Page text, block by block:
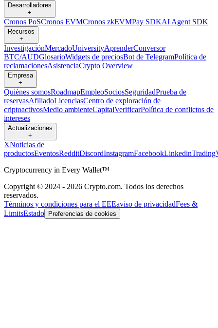
Desarrolladores
+
Cronos PoSCronos EVMCronos zkEVMPay SDKAI Agent SDK
Recursos
+
InvestigaciónMercadoUniversityAprenderConversor
BTC/AUDGlosarioWidgets de preciosBot de TelegramPolítica de
reclamacionesAsistenciaCrypto Overview
Empresa
+
Quiénes somosRoadmapEmpleoSociosSeguridadPrueba de
reservasAfiliadoLicenciasCentro de exploración de
criptoactivosMedio ambienteCapitalVerificarPolítica de conflictos de
intereses
Actualizaciones
+
XNoticias de
productosEventosRedditDiscordInstagramFacebookLinkedin
Cryptocurrency in Every Wallet™
Copyright © 2024 - 2026 Crypto.com. Todos los derechos
reservados.
Términos y condiciones para el EEEaviso de privacidadFees &
LimitsEstado Preferencias de cookies